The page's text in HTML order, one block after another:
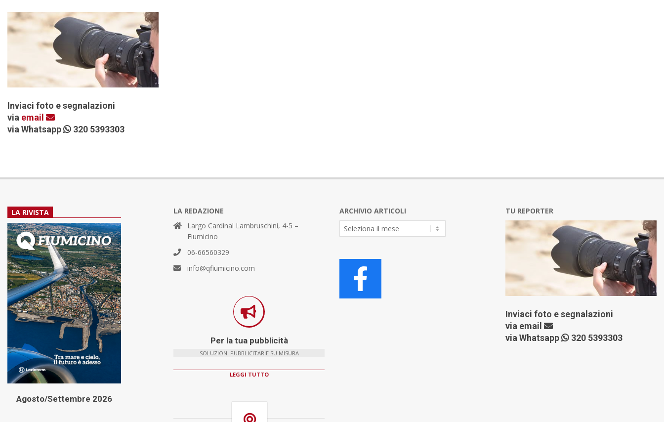
Inviaci foto e segnalazioni
via email
via Whatsapp
320 5393303
LA RIVISTA
Agosto/Settembre 2026
LA REDAZIONE
Largo Cardinal Lambruschini, 4-5 –
Fiumicino
06-66560329
info@qfiumicino.com
Per la tua pubblicità
SOLUZIONI PUBBLICITARIE SU MISURA
LEGGI TUTTO
ARCHIVIO ARTICOLI
Archivio
Articoli
TU REPORTER
Inviaci foto e segnalazioni
via email
via Whatsapp
320 5393303